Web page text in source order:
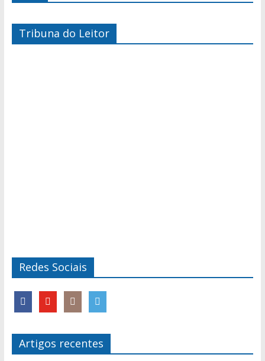
Tribuna do Leitor
Redes Sociais
Artigos recentes